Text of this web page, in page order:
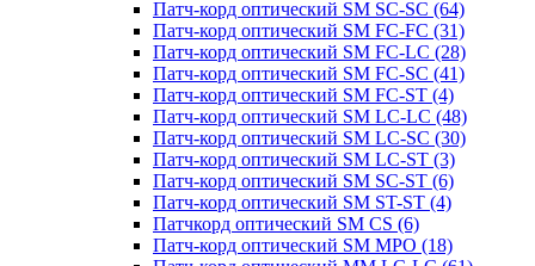
Патч-корд оптический SM SC-SC (64)
Патч-корд оптический SM FC-FC (31)
Патч-корд оптический SM FC-LC (28)
Патч-корд оптический SM FC-SC (41)
Патч-корд оптический SM FC-ST (4)
Патч-корд оптический SM LC-LC (48)
Патч-корд оптический SM LC-SC (30)
Патч-корд оптический SM LC-ST (3)
Патч-корд оптический SM SC-ST (6)
Патч-корд оптический SM ST-ST (4)
Патчкорд оптический SM CS (6)
Патч-корд оптический SM MPO (18)